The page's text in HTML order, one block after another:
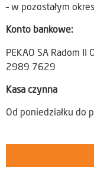
– w pozostałym
Konto bankowe:
PEKAO SA Radom
2989 7629
Kasa czynna
Od poniedziałku do